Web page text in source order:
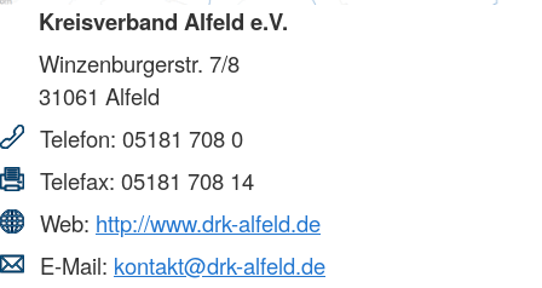
Kreisverband Alfeld e.V.
Winzenburgerstr. 7/8
31061 Alfeld
Telefon: 05181 708 0
Telefax: 05181 708 14
Web: http://www.drk-alfeld.de
E-Mail: kontakt@drk-alfeld.de